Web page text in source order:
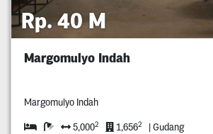
Rp. 40 M
Margomulyo Indah
Margomulyo Indah
5,0002 1,6562 | Gudang